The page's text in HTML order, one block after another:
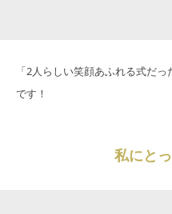
「2人らしい笑顔あふれる式だ
です！
私にと